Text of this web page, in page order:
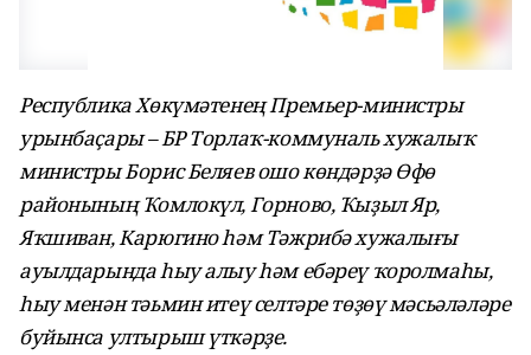
Республика Хөкүмәтенең Премьер-министры
урынбаҫары – БР Торлаҡ-коммуналь хужалыҡ
министры Борис Беляев ошо көндәрҙә Өфө
районының Ҡомлокүл, Горново, Ҡыҙыл Яр,
Яҡшиван, Карюгино һәм Тәжрибә хужалығы
ауылдарында һыу алыу һәм ебәреү ҡоролмаһы,
һыу менән тәьмин итеү селтәре төҙөү мәсьәләләре
буйынса ултырыш үткәрҙе.